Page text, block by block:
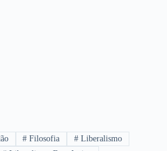
# Filosofia # Liberalismo